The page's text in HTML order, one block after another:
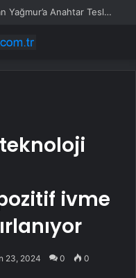
CHP Bilecik İl Başkanlığı’na Atanan Yağmur’a Anahtar Teslim Edilmedi
ivme
23, 2024 0 0